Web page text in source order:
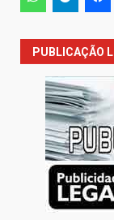
PUBLICAÇÃO